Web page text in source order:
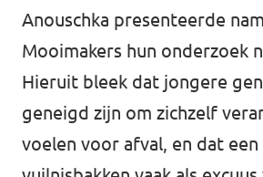
Anouschka presenteerde
Mooimakers hun onderzoek
Hieruit bleek dat jongere
geneigd zijn om zichzelf
voelen voor afval, en dat een